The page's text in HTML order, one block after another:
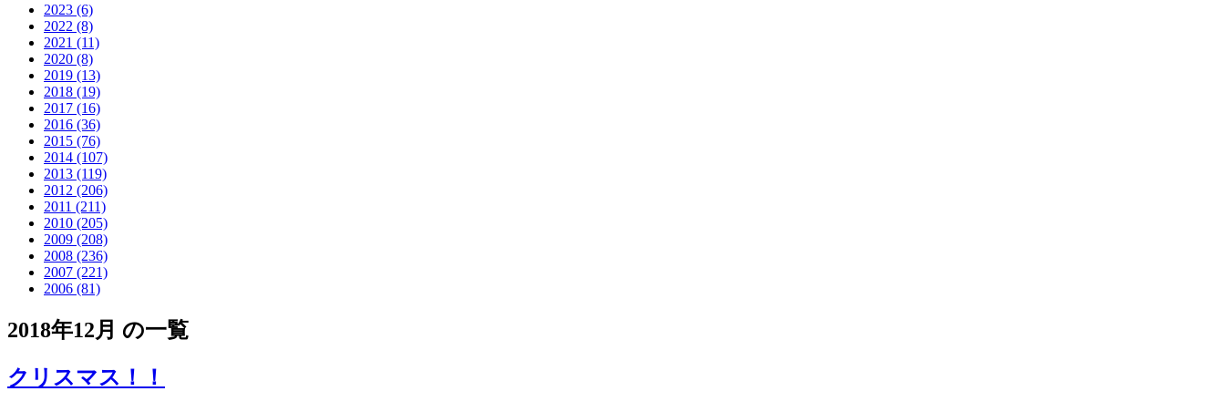
2023 (6)
2022 (8)
2021 (11)
2020 (8)
2019 (13)
2018 (19)
2017 (16)
2016 (36)
2015 (76)
2014 (107)
2013 (119)
2012 (206)
2011 (211)
2010 (205)
2009 (208)
2008 (236)
2007 (221)
2006 (81)
2018年12月 の一覧
クリスマス！！